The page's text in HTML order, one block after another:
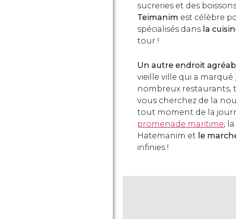
sucreries et des
Teimanim est célèbre
spécialisés dans la
tour !
Un autre endroit
vieille ville qui a marqué
nombreux restaurants,
vous cherchez de la
tout moment de la
promenade maritime,
Hatemanim et le
infinies !